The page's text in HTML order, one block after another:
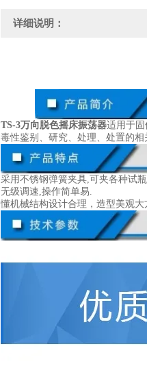
详细说明：
TS-3万向脱色摇床振荡器适用于
毒性鉴别、研究、处理、处置的
采用不锈钢弹簧夹具,可夹各种试
无级调速,操作简单易.
懂机械结构设计合理，造型美观大